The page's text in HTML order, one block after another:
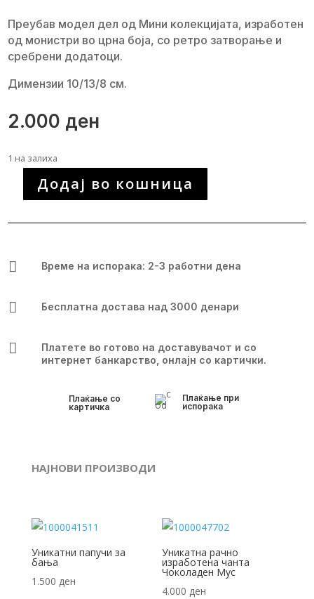
Преубав модел дел од Мини колекцијата, изработен
од монистри во црна боја, со ретро затворање и
сребрени додатоци.
Димензии 10/13/8 см.
2.000 ден
1 на залиха
Уникатна
изработена
Додај во кошница
 Време на испорака: 2-3 работни дена
 Бесплатна достава над 3000 денари

Платете во готово на доставувачот и со
интернет банкарство, онлајн со картички.
Плаќање со
картичка
Плаќање при
испорака
НАЈНОВИ ПРОИЗВОДИ
Уникатни папучи за
бања
1.500 ден
Уникатна рачно
изработена чанта
Чоколаден Мус
4.000ден